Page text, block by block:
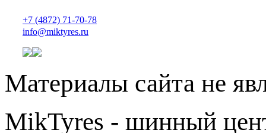
+7 (4872) 71-70-78
info@miktyres.ru
Материалы сайта не
MikTyres - шинный